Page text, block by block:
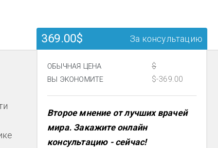
369.00$ За консультацию
ОБЫЧНАЯ ЦЕНА $
ВЫ ЭКОНОМИТЕ $-369.00
Второе мнение от лучших врачей
мира. Закажите онлайн
консультацию - сейчас!